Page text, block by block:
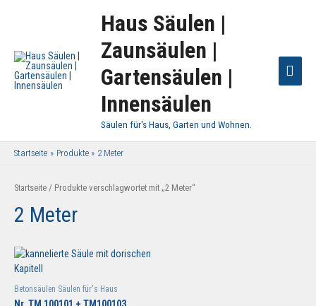
Haus Säulen |
Zaunsäulen |
Gartensäulen |
Innensäulen
Säulen für's Haus, Garten und Wohnen.
Startseite Produkte 2 Meter
Startseite / Produkte verschlagwortet mit „2 Meter“
2 Meter
Betonsäulen Säulen für's Haus